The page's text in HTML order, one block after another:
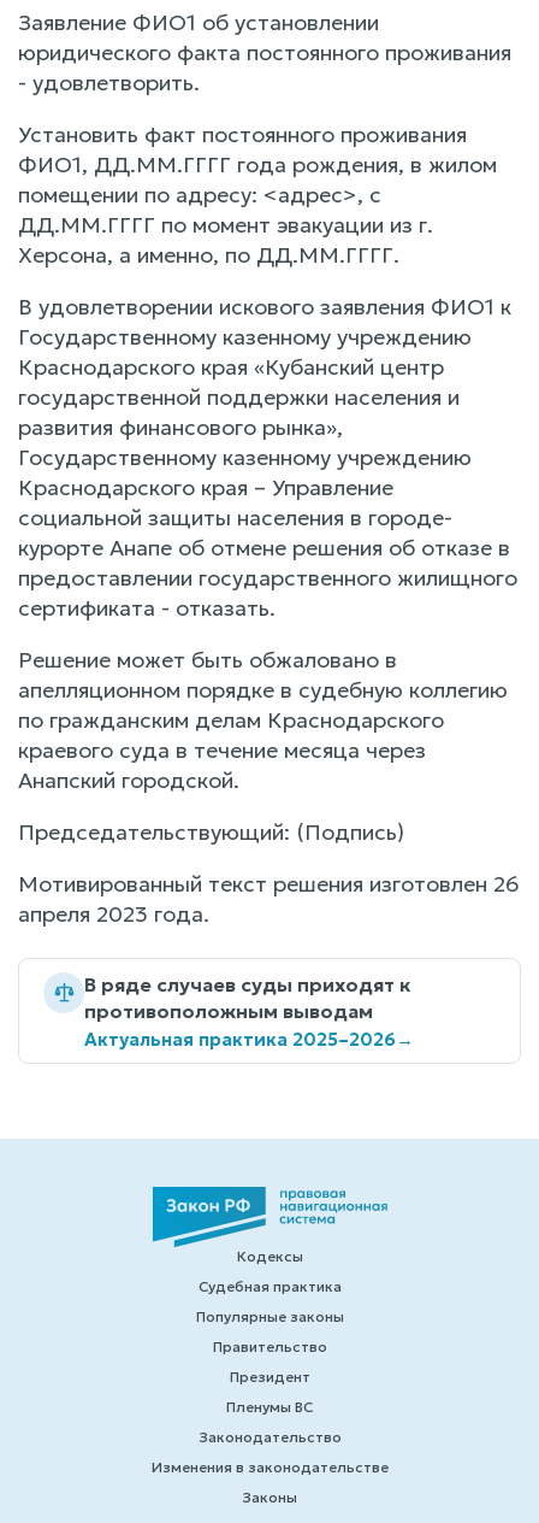
Заявление ФИО1 об установлении
юридического факта постоянного проживания
- удовлетворить.
Установить факт постоянного проживания
ФИО1, ДД.ММ.ГГГГ года рождения, в жилом
помещении по адресу: <адрес>, с
ДД.ММ.ГГГГ по момент эвакуации из г.
Херсона, а именно, по ДД.ММ.ГГГГ.
В удовлетворении искового заявления ФИО1 к
Государственному казенному учреждению
Краснодарского края «Кубанский центр
государственной поддержки населения и
развития финансового рынка»,
Государственному казенному учреждению
Краснодарского края – Управление
социальной защиты населения в городе-
курорте Анапе об отмене решения об отказе в
предоставлении государственного жилищного
сертификата - отказать.
Решение может быть обжаловано в
апелляционном порядке в судебную коллегию
по гражданским делам Краснодарского
краевого суда в течение месяца через
Анапский городской.
Председательствующий: (Подпись)
Мотивированный текст решения изготовлен 26
апреля 2023 года.
В ряде случаев суды приходят к
противоположным выводам
Актуальная практика 2025–2026→
Кодексы
Судебная практика
Популярные законы
Правительство
Президент
Пленумы ВС
Законодательство
Изменения в законодательстве
Законы